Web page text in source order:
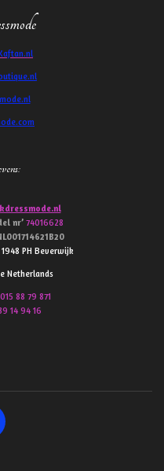
:
nr’ 74016628
PH Beverwijk
Netherlands
015 88 79 871
14 94 16